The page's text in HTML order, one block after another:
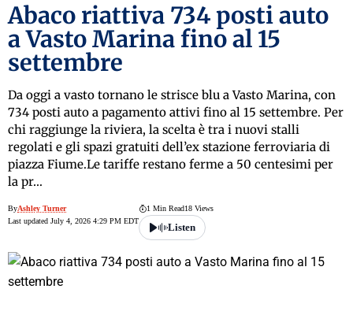
Abaco riattiva 734 posti auto
a Vasto Marina fino al 15
settembre
Da oggi a vasto tornano le strisce blu a Vasto Marina, con
734 posti auto a pagamento attivi fino al 15 settembre. Per
chi raggiunge la riviera, la scelta è tra i nuovi stalli
regolati e gli spazi gratuiti dell’ex stazione ferroviaria di
piazza Fiume.Le tariffe restano ferme a 50 centesimi per
la pr…
ByAshley Turner
Last updated July 4, 2026 4:29 PM EDT
1 Min Read18 Views
Listen